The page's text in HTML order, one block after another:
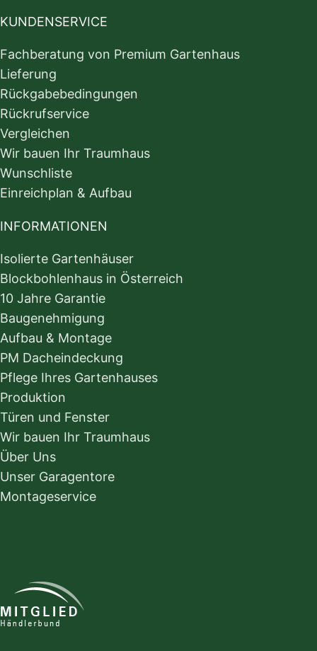
KUNDENSERVICE
Fachberatung von Premium Gartenhaus
Lieferung
Rückgabebedingungen
Rückrufservice
Vergleichen
Wir bauen Ihr Traumhaus
Wunschliste
Einreichplan & Aufbau
INFORMATIONEN
Isolierte Gartenhäuser
Blockbohlenhaus in Österreich
10 Jahre Garantie
Baugenehmigung
Aufbau & Montage
PM Dacheindeckung
Pflege Ihres Gartenhauses
Produktion
Türen und Fenster
Wir bauen Ihr Traumhaus
Über Uns
Unser Garagentore
Montageservice